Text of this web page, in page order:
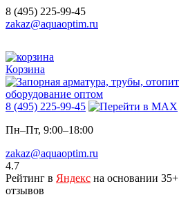
8 (495) 225-99-45
zakaz@aquaoptim.ru
Корзина
8 (495) 225-99-45
Пн–Пт, 9:00–18:00
zakaz@aquaoptim.ru
4.7
Рейтинг в Яндекс на основании 35+
отзывов